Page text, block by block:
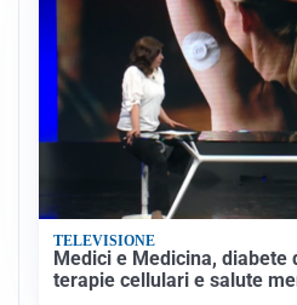
TELEVISIONE
Medici e Medicina, diabete
terapie cellulari e salute